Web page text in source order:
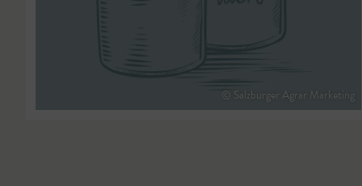
© Salzburger Agrar Marketing